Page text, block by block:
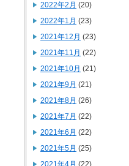
2022年2月 (20)
2022年1月 (23)
2021年12月 (23)
2021年11月 (22)
2021年10月 (21)
2021年9月 (21)
2021年8月 (26)
2021年7月 (22)
2021年6月 (22)
2021年5月 (25)
2021年4月 (22)